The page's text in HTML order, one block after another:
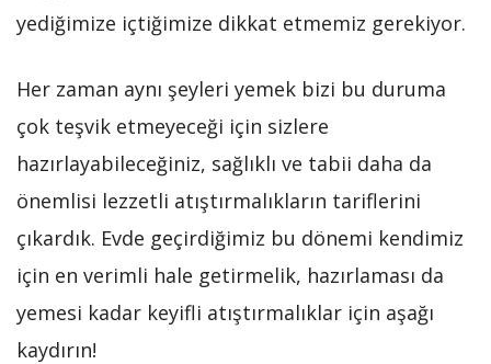
yediğimize içtiğimize dikkat etmemiz gerekiyor.
Her zaman aynı şeyleri yemek bizi bu duruma
çok teşvik etmeyeceği için sizlere
hazırlayabileceğiniz, sağlıklı ve tabii daha da
önemlisi lezzetli atıştırmalıkların tariflerini
çıkardık. Evde geçirdiğimiz bu dönemi kendimiz
için en verimli hale getirmelik, hazırlaması da
yemesi kadar keyifli atıştırmalıklar için aşağı
kaydırın!